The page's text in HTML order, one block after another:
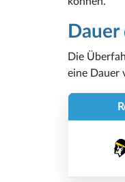
Die
eine Dauer